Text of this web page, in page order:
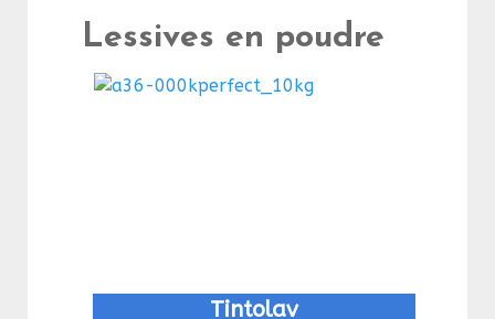
Lessives en poudre
Tintolav